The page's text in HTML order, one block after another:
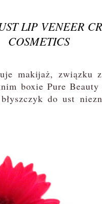
LIP VENEER
COSMETICS
makijaż, związku
boxie Pure Beauty
do ust